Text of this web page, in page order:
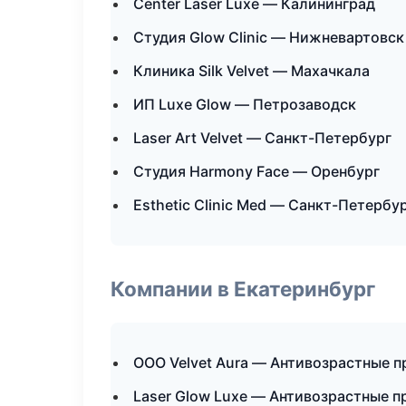
Center Laser Luxe — Калининград
Студия Glow Clinic — Нижневартовск
Клиника Silk Velvet — Махачкала
ИП Luxe Glow — Петрозаводск
Laser Art Velvet — Санкт-Петербург
Студия Harmony Face — Оренбург
Esthetic Clinic Med — Санкт-
Компании в Екатеринбург
ООО Velvet Aura — Антивозрастные
Laser Glow Luxe — Антивозрастные